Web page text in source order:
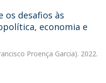
os desafios às
economia e
Proença Garcia). 2022.